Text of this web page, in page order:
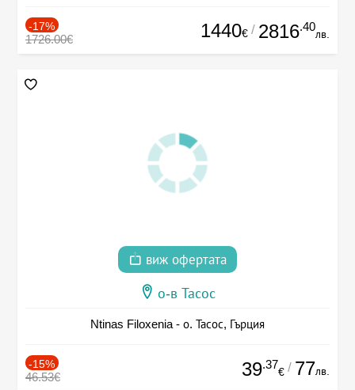
-17%
1726.00€ 1440€ / 2816.40
лв.
виж офертата
о-в Тасос
Ntinas Filoxenia - о. Тасос, Гърция
-15%
46.53€ 39.37
€ / 77лв.